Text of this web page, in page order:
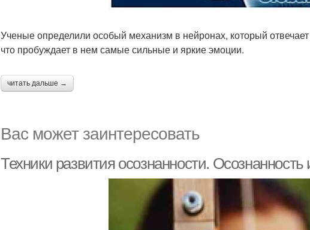
Ученые определили особый механизм в нейронах, который
что пробуждает в нем самые сильные и яркие эмоции.
читать дальше →
Вас может заинтересовать
Техники развития осознанности. Осознанность